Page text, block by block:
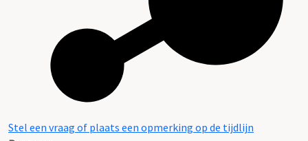
Stel een vraag of plaats een opmerking op de tijdlijn